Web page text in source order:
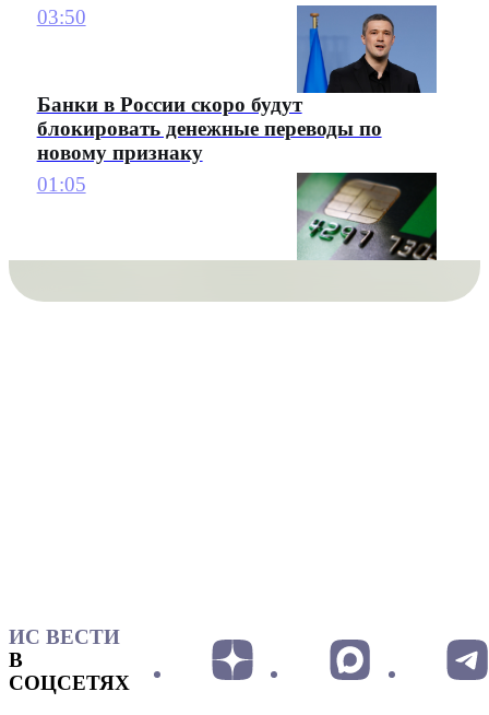
03:50
Банки в России скоро будут
блокировать денежные переводы по
новому признаку
01:05
ИС ВЕСТИ
В
СОЦСЕТЯХ